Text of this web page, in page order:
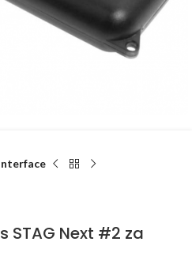
STAG Next #2 za